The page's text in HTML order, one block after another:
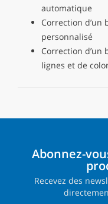
automatique
Correction d’un
personnalisé
Correction d’un
lignes et de
Abonnez-
Recevez des